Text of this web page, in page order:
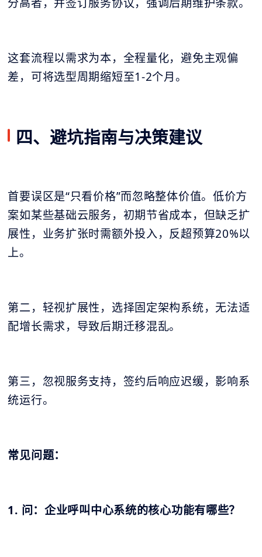
这套流程以需求为本，全程量化，避免主观偏
差，可将选型周期缩短至1-2个月。
四、避坑指南与决策建议
首要误区是“只看价格”而忽略整体价值。低价方
案如某些基础云服务，初期节省成本，但缺乏扩
展性，业务扩张时需额外投入，反超预算20%以
上。
第二，轻视扩展性，选择固定架构系统，无法适
配增长需求，导致后期迁移混乱。
第三，忽视服务支持，签约后响应迟缓，影响系
统运行。
常见问题：
1. 问：企业呼叫中心系统的核心功能有哪些？